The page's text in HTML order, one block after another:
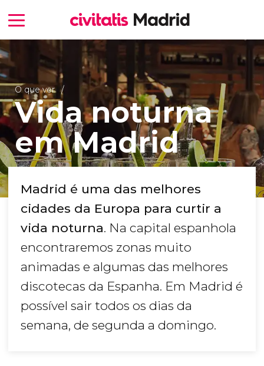
O que ver
Vida noturna
em Madrid
Madrid é uma das melhores
cidades da Europa para curtir a
vida noturna. Na capital espanhola
encontraremos zonas muito
animadas e algumas das melhores
discotecas da Espanha. Em Madrid é
possível sair todos os dias da
semana, de segunda a domingo.